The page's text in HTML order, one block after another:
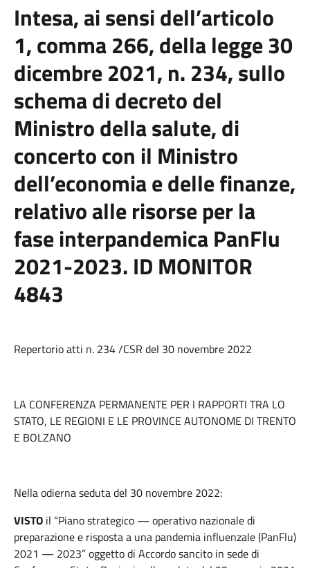
Intesa, ai sensi dell’articolo
1, comma 266, della legge 30
dicembre 2021, n. 234, sullo
schema di decreto del
Ministro della salute, di
concerto con il Ministro
dell’economia e delle finanze,
relativo alle risorse per la
fase interpandemica PanFlu
2021-2023. ID MONITOR
4843
Repertorio atti n. 234 /CSR del 30 novembre 2022
LA CONFERENZA PERMANENTE PER I RAPPORTI TRA LO
STATO, LE REGIONI E LE PROVINCE AUTONOME DI TRENTO
E BOLZANO
Nella odierna seduta del 30 novembre 2022:
VISTO il “Piano strategico — operativo nazionale di
preparazione e risposta a una pandemia influenzale (PanFlu)
2021 — 2023” oggetto di Accordo sancito in sede di